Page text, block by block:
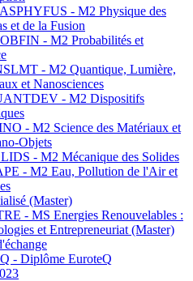
- M2 Physique des
et de la Fusion
- M2 Probabilités et
- M2 Quantique, Lumière,
et Nanosciences
- M2 Dispositifs
- M2 Science des Matériaux et
Objets
- M2 Mécanique des Solides
- M2 Eau, Pollution de l'Air et
(Master)
- MS Energies Renouvelables :
et Entrepreneuriat (Master)
- Diplôme EuroteQ